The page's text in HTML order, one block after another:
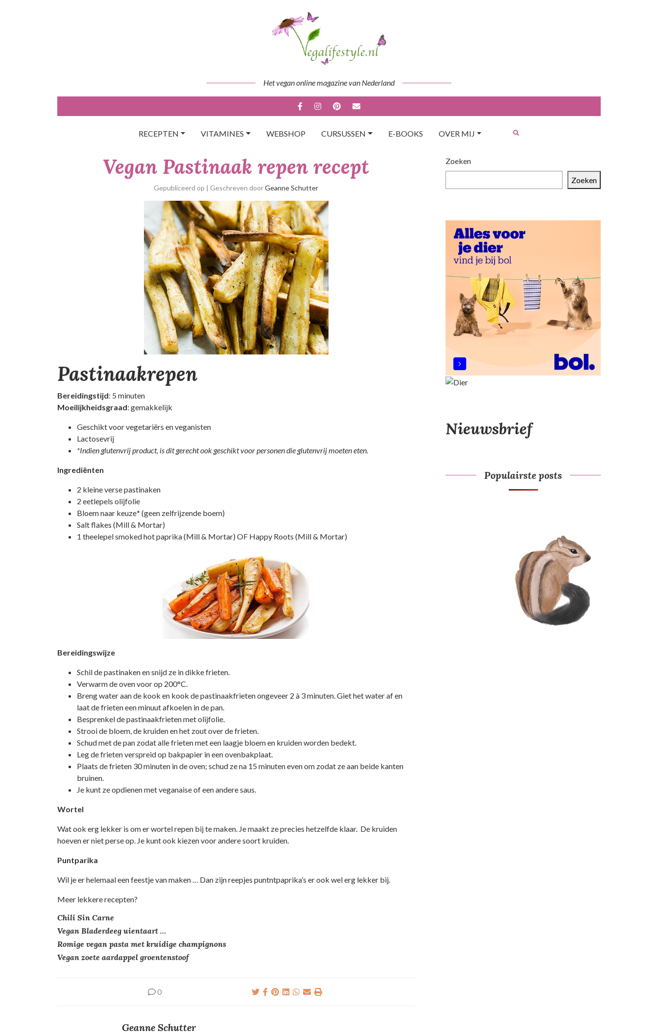
Het vegan online magazine van Nederland
RECEPTEN VITAMINES WEBSHOP CURSUSSEN E-BOOKS OVER MIJ
Vegan Pastinaak repen recept
Gepubliceerd op | Geschreven doorGeanne Schutter
Pastinaakrepen
Bereidingstijd: 5 minuten
Moeilijkheidsgraad: gemakkelijk
Geschikt voor vegetariërs en veganisten
Lactosevrij
*Indien glutenvrij product, is dit gerecht ook geschikt voor personen die glutenvrij moeten eten.
Ingrediënten
2 kleine verse pastinaken
2 eetlepels olijfolie
Bloem naar keuze* (geen zelfrijzende boem)
Salt flakes (Mill & Mortar)
1 theelepel smoked hot paprika (Mill & Mortar) OF Happy Roots (Mill & Mortar)
Bereidingswijze
Schil de pastinaken en snijd ze in dikke frieten.
Verwarm de oven voor op 200°C.
Breng water aan de kook en kook de pastinaakfrieten ongeveer 2 à 3 minuten. Giet het water af en
laat de frieten een minuut afkoelen in de pan.
Besprenkel de pastinaakfrieten met olijfolie.
Strooi de bloem, de kruiden en het zout over de frieten.
Schud met de pan zodat alle frieten met een laagje bloem en kruiden worden bedekt.
Leg de frieten verspreid op bakpapier in een ovenbakplaat.
Plaats de frieten 30 minuten in de oven; schud ze na 15 minuten even om zodat ze aan beide kanten
bruinen.
Je kunt ze opdienen met veganaise of een andere saus.
Wortel
Wat ook erg lekker is om er wortel repen bij te maken. Je maakt ze precies hetzelfde klaar. De kruiden
hoeven er niet perse op. Je kunt ook kiezen voor andere soort kruiden.
Puntparika
Wil je er helemaal een feestje van maken … Dan zijn reepjes puntntpaprika’s er ook wel erg lekker bij.
Meer lekkere recepten?
Chili Sin Carne
Vegan Bladerdeeg uientaart …
Romige vegan pasta met kruidige champignons
Vegan zoete aardappel groentenstoof
0
Geanne Schutter
Zoeken
Zoeken
Nieuwsbrief
Populairste posts